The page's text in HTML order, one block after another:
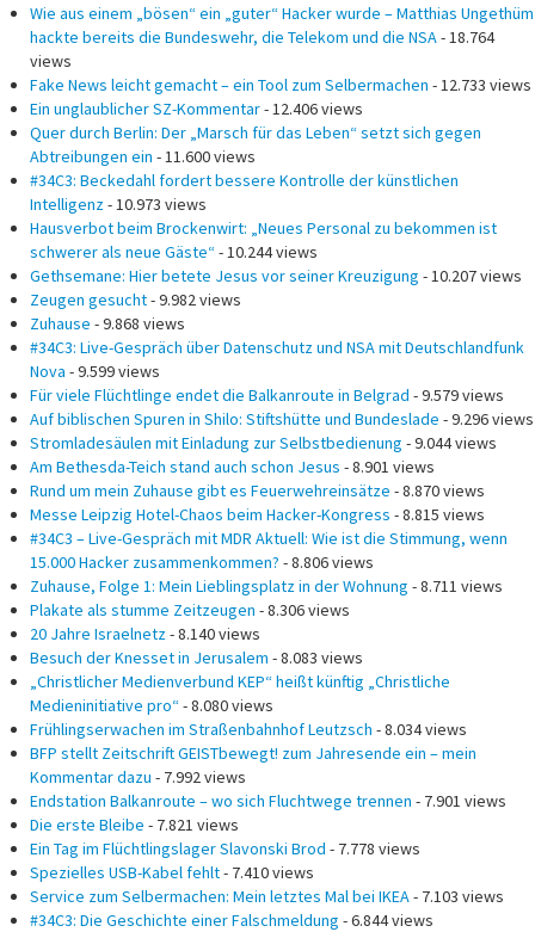
Wie aus einem „bösen“ ein „guter“ Hacker wurde – Matthias Ungethüm
hackte bereits die Bundeswehr, die Telekom und die NSA - 18.764
views
Fake News leicht gemacht – ein Tool zum Selbermachen - 12.733 views
Ein unglaublicher SZ-Kommentar- 12.406 views
Quer durch Berlin: Der „Marsch für das Leben“ setzt sich gegen
Abtreibungen ein - 11.600 views
#34C3: Beckedahl fordert bessere Kontrolle der künstlichen
Intelligenz - 10.973 views
Hausverbot beim Brockenwirt: „Neues Personal zu bekommen ist
schwerer als neue Gäste“- 10.244 views
Gethsemane: Hier betete Jesus vor seiner Kreuzigung - 10.207 views
Zeugen gesucht- 9.982 views
Zuhause - 9.868 views
#34C3: Live-Gespräch über Datenschutz und NSA mit Deutschlandfunk
Nova - 9.599 views
Für viele Flüchtlinge endet die Balkanroute in Belgrad - 9.579 views
Auf biblischen Spuren in Shilo: Stiftshütte und Bundeslade - 9.296 views
Stromladesäulen mit Einladung zur Selbstbedienung - 9.044 views
Am Bethesda-Teich stand auch schon Jesus - 8.901 views
Rund um mein Zuhause gibt es Feuerwehreinsätze - 8.870 views
Messe Leipzig Hotel-Chaos beim Hacker-Kongress - 8.815 views
#34C3 – Live-Gespräch mit MDR Aktuell: Wie ist die Stimmung, wenn
15.000 Hacker zusammenkommen? - 8.806 views
Zuhause, Folge 1: Mein Lieblingsplatz in der Wohnung - 8.711 views
Plakate als stumme Zeitzeugen - 8.306 views
20 Jahre Israelnetz - 8.140 views
Besuch der Knesset in Jerusalem - 8.083 views
„Christlicher Medienverbund KEP“ heißt künftig „Christliche
Medieninitiative pro“- 8.080 views
Frühlingserwachen im Straßenbahnhof Leutzsch - 8.034 views
BFP stellt Zeitschrift GEISTbewegt! zum Jahresende ein – mein
Kommentar dazu - 7.992 views
Endstation Balkanroute – wo sich Fluchtwege trennen - 7.901 views
Die erste Bleibe - 7.821 views
Ein Tag im Flüchtlingslager Slavonski Brod - 7.778 views
Spezielles USB-Kabel fehlt- 7.410 views
Service zum Selbermachen: Mein letztes Mal bei IKEA - 7.103 views
#34C3: Die Geschichte einer Falschmeldung - 6.844 views